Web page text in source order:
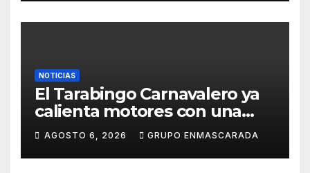
NOTICIAS
El Tarabingo Carnavalero ya
calienta motores con una
nueva edición cargada de
sorpresas
AGOSTO 6, 2026 GRUPO ENMASCARADA